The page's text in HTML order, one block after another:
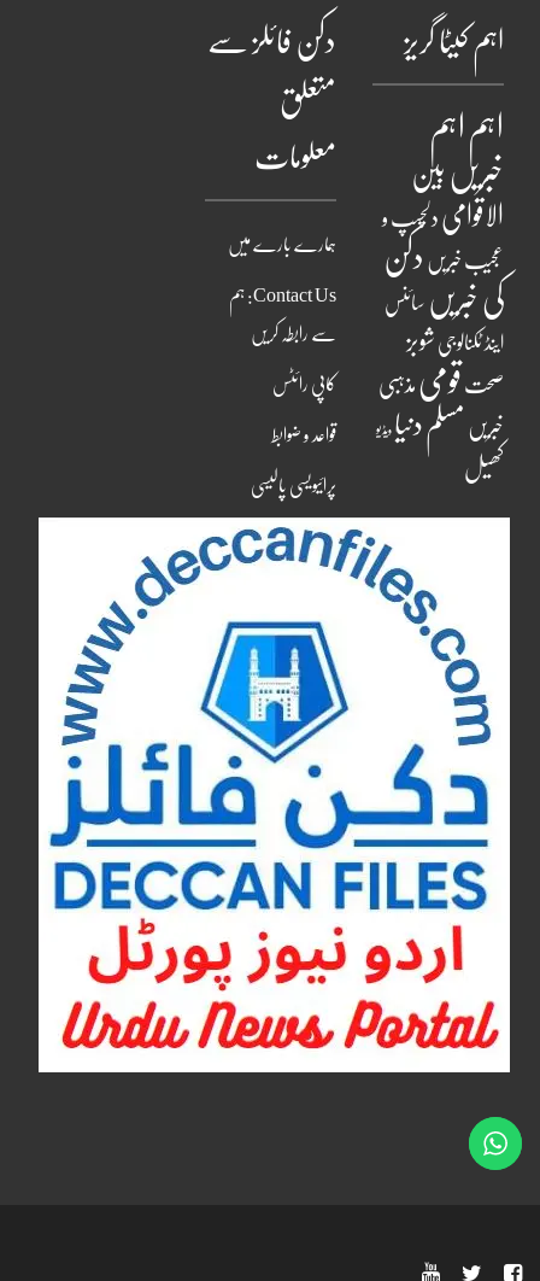
اہم کیٹا گریز
اہم اہم
خبریں بین
الاقوامی دلچسپ و
عجیب خبریں دکن
کی خبریں سائنس
اینڈ ٹکنالوجی شوبز
صحت قومی مذہبی
خبریں مسلم دنیا ویڈیو
کھیل
دکن فائلز سے
متعلق
معلومات
ہمارے بارے میں
Contact Us: ہم
سے رابطہ کریں
کاپی رائٹس
قواعد و ضوابط
پرائیویسی پالیسی